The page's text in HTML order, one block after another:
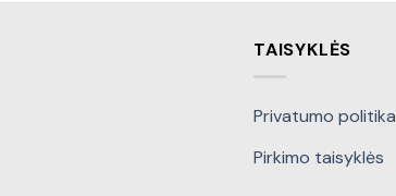
TAISYKLĖS
Privatumo politika
Pirkimo taisyklės